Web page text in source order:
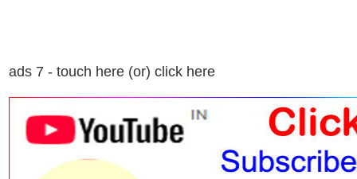
ads 7 - touch here (or) click here